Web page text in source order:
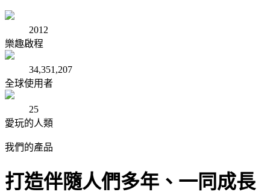
2012
樂趣啟程
34,351,207
全球使用者
25
愛玩的人類
我們的產品
打造伴隨人們多年、一同成長